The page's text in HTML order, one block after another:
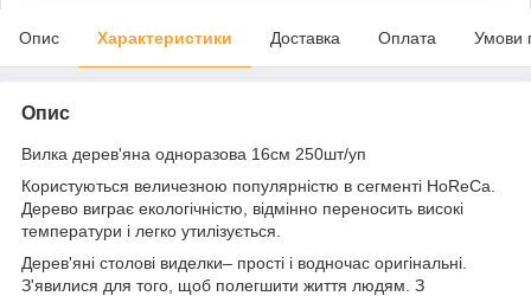
Опис Характеристики Доставка Оплата Умови
Опис
Вилка дерев'яна одноразова 16см 250шт/уп
Користуються величезною популярністю в сегменті HoReCa.
Дерево виграє екологічністю, відмінно переносить високі
температури і легко утилізується.
Дерев'яні столові виделки– прості і водночас оригінальні.
З'явилися для того, щоб полегшити життя людям. З